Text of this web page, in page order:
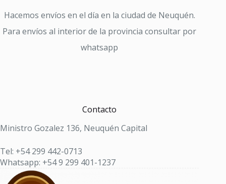
Hacemos envíos en el día en la ciudad de Neuquén.
Para envíos al interior de la provincia consultar por
whatsapp
Contacto
Ministro Gozalez 136, Neuquén Capital
Tel: +54 299 442-0713
Whatsapp: +54 9 299 401-1237